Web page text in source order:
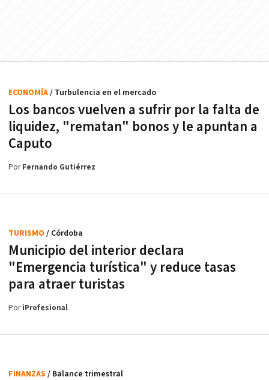
Los bancos vuelven a sufrir por la falta de
liquidez, "rematan" bonos y le apuntan a
Caputo
ECONOMÍA/ Turbulencia en el mercado
PorFernando Gutiérrez
Municipio del interior declara
"Emergencia turística" y reduce tasas
para atraer turistas
TURISMO / Córdoba
PoriProfesional
FINANZAS / Balance trimestral